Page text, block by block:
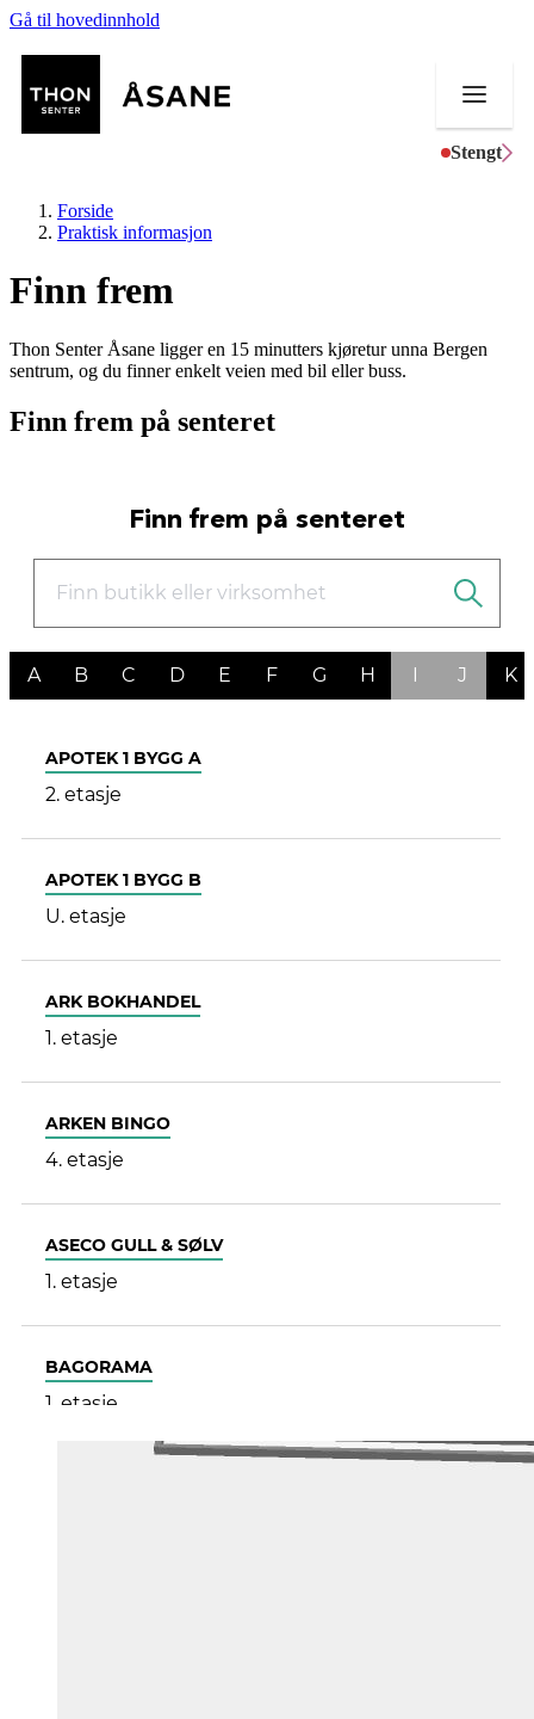
Gå til hovedinnhold
Stengt
Mat og drikke
Helse
Kundeklubb
Åpningstider
Ledige stillinger
Finn frem
Forside
Praktisk informasjon
Finn frem
Thon Senter Åsane ligger en 15 minutters kjøretur unna Bergen
sentrum, og du finner enkelt veien med bil eller buss.
Finn frem på senteret